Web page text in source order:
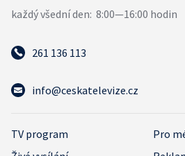
261 136 113
info@ceskatelevize.cz
TV program
Pro